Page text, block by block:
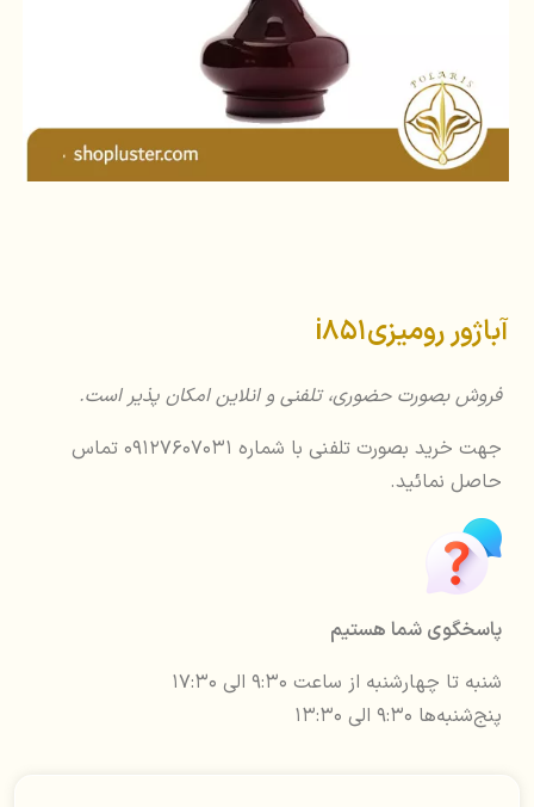
آباژور رومیزیi851
فروش بصورت حضوری، تلفنی و انلاین امکان پذیر است.
جهت خرید بصورت تلفنی با شماره 09127607031 تماس
حاصل نمائید.
پاسخگوی شما هستیم
شنبه تا چهارشنبه از ساعت ۹:۳۰ الی ۱۷:۳۰
پنج‌شنبه‌ها ۹:۳۰ الی ۱۳:۳۰